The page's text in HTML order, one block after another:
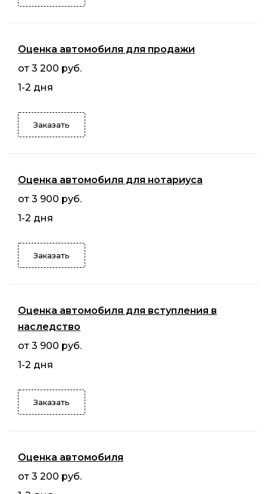
Оценка автомобиля для продажи
от 3 200 руб.
1-2 дня
Заказать
Оценка автомобиля для нотариуса
от 3 900 руб.
1-2 дня
Заказать
Оценка автомобиля для вступления в
наследство
от 3 900 руб.
1-2 дня
Заказать
Оценка автомобиля
от 3 200 руб.